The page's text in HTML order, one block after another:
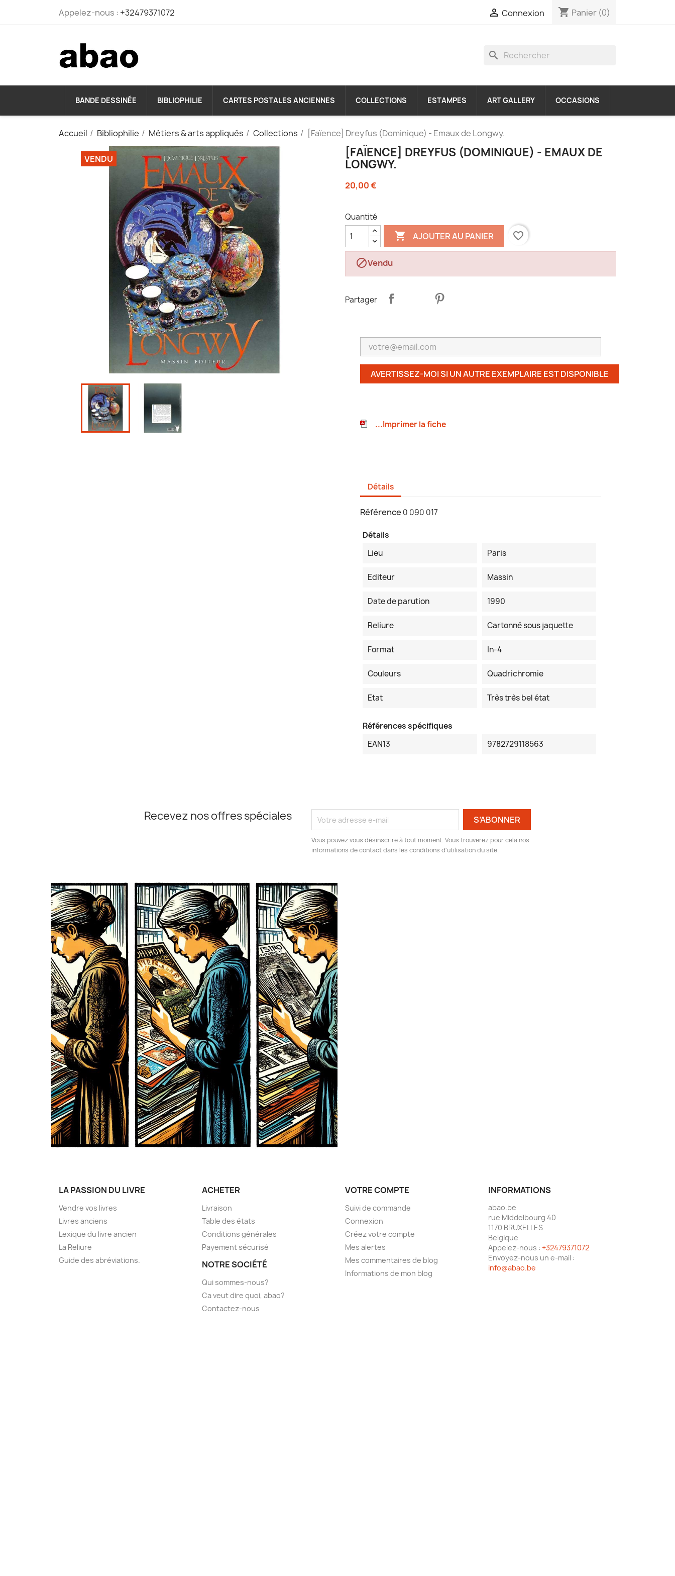
Appelez-nous : +32479371072  Connexion shopping_cart Panier (0)
search
BANDE DESSINÉE BIBLIOPHILIE CARTES POSTALES ANCIENNES COLLECTIONS ESTAMPES ART GALLERY OCCASIONS
Accueil Bibliophilie Métiers & arts appliqués Collections [Faïence] Dreyfus (Dominique) - Emaux de Longwy.
VENDU
[FAÏENCE] DREYFUS (DOMINIQUE) - EMAUX DE
LONGWY.
20,00 €
Quantité
 AJOUTER AU PANIER favorite_border
Vendu
Partager
AVERTISSEZ-MOI SI UN AUTRE EXEMPLAIRE EST DISPONIBLE
...Imprimer la fiche
Détails
Référence 0 090 017
Détails
Lieu
Paris
Editeur Massin
Date de parution 1990
Reliure Cartonné sous jaquette
Format In-4
Couleurs Quadrichromie
Etat Très très bel état
Références spécifiques
EAN13
9782729118563
Recevez nos offres spéciales
Vous pouvez vous désinscrire à tout moment. Vous trouverez pour cela nos
informations de contact dans les conditions d'utilisation du site.
LA PASSION DU LIVRE
Vendre vos livres
Livres anciens
Lexique du livre ancien
La Reliure
Guide des abréviations.
ACHETER
Livraison
Table des états
Conditions générales
Payement sécurisé
NOTRE SOCIÉTÉ
Qui sommes-nous?
Ca veut dire quoi, abao?
Contactez-nous
VOTRE COMPTE
Suivi de commande
Connexion
Créez votre compte
Mes alertes
Mes commentaires de blog
Informations de mon blog
INFORMATIONS
abao.be
rue Middelbourg 40
1170 BRUXELLES
Belgique
Appelez-nous : +32479371072
Envoyez-nous un e-mail :
info@abao.be